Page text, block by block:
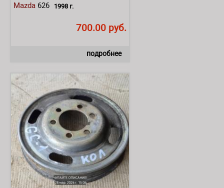
Mazda 626 1998 г.
700.00 руб.
подробнее